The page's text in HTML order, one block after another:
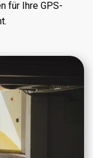
für Ihre GPS-